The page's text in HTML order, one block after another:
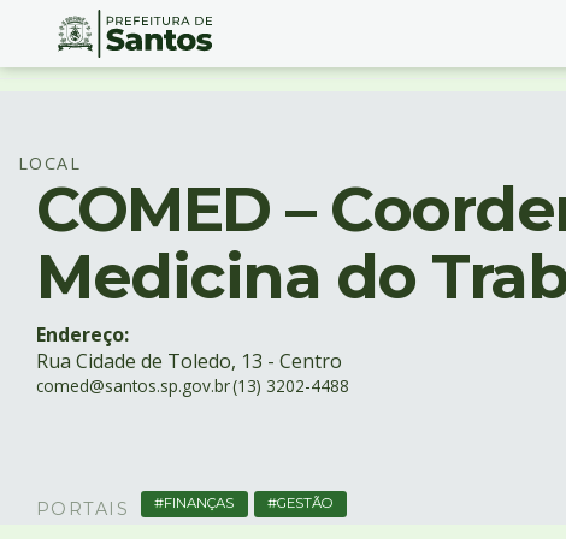
Ir
conteúdo
para
busca
Conteúdo
LOCAL
COMED –
Medicina do
Endereço:
Rua Cidade de Toledo, 13 - Centro
comed@santos.sp.gov.br(13) 3202-4488
PORTAIS FINANÇAS GESTÃO